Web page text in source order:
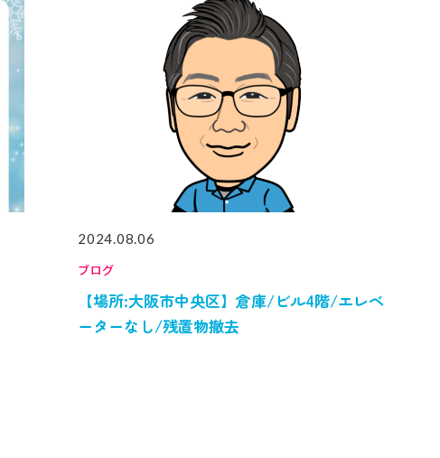
2024.08.06
ブログ
【場所:大阪市中央区】倉庫/ビル4階/エレベ
ーターなし/残置物撤去